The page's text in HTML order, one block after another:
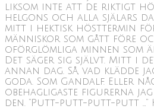
liksom inte att de riktigt
helgons och alla själars
mitt i hektisk hösttermin
människor som gått före
oförglömliga minnen som
Det säger sig självt. Mitt i
annan dag. Så, vad klädde
goda. Som Gandalf. Eller
obehagligaste figurerna
den. ”Putt-putt-putt-putt …”